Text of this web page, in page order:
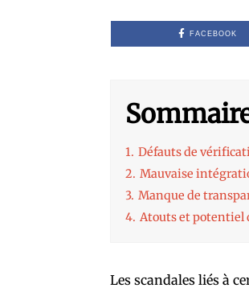
FACEBOOK
1. Défauts de
2. Mauvaise
3. Manque de
4. Atouts et potentiel
Les scandales liés à